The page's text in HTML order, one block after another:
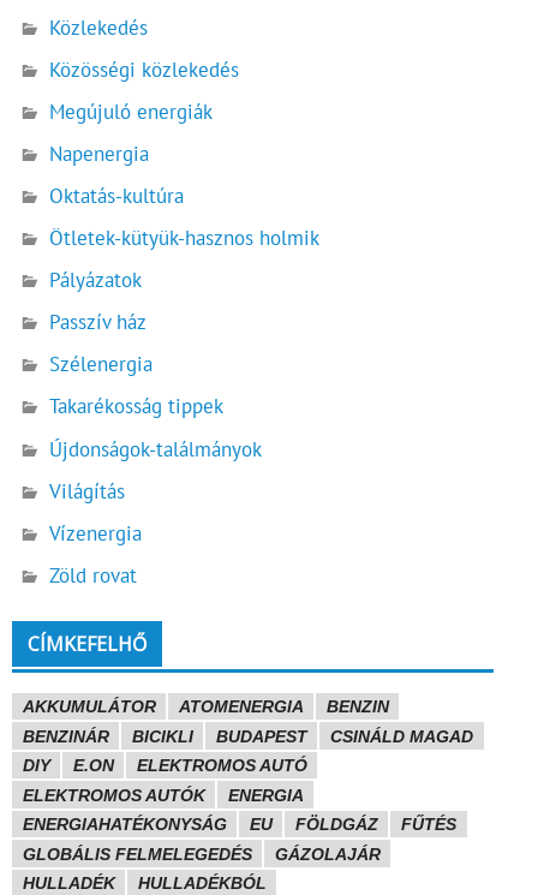
Közlekedés
Közösségi közlekedés
Megújuló energiák
Napenergia
Oktatás-kultúra
Ötletek-kütyük-hasznos holmik
Pályázatok
Passzív ház
Szélenergia
Takarékosság tippek
Újdonságok-találmányok
Világítás
Vízenergia
Zöld rovat
CÍMKEFELHŐ
AKKUMULÁTOR ATOMENERGIA
BENZIN
BENZINÁR
BICIKLI BUDAPEST
CSINÁLD MAGAD
DIY
E.ON
ELEKTROMOS AUTÓ
ELEKTROMOS AUTÓK
ENERGIA
ENERGIAHATÉKONYSÁG
EU FÖLDGÁZ
FŰTÉS
GLOBÁLIS FELMELEGEDÉS
GÁZOLAJÁR
HULLADÉK
HULLADÉKBÓL